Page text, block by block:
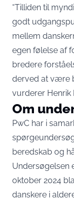
“Tilliden til
godt
mellem
egen følelse af
bredere
derved at være
vurderer Henrik
Om
PwC har i
beredskab og
Undersøgelsen
oktober 2024
danskere i